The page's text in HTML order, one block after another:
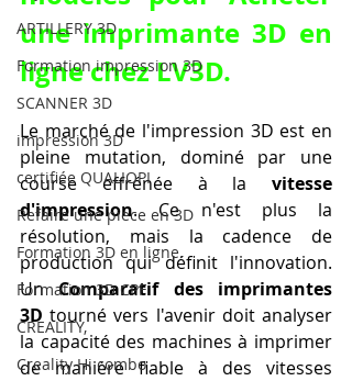
ARTILLERY 3D
Formation impression 3D
SCANNER 3D
impression 3D
certifiée QUALIOPI
Refaire une piece en 3D
Formation 3D en ligne.
Formation 3D CPF
CREALITY,
Creality Hi combo
une imprimante 3D en
ligne chez LV3D.
Le marché de l'impression 3D est en
pleine mutation, dominé par une
course effrénée à la vitesse
d'impression. Ce n'est plus la
résolution, mais la cadence de
production qui définit l'innovation.
Un Comparatif des imprimantes
3D tourné vers l'avenir doit analyser
la capacité des machines à imprimer
de manière fiable à des vitesses